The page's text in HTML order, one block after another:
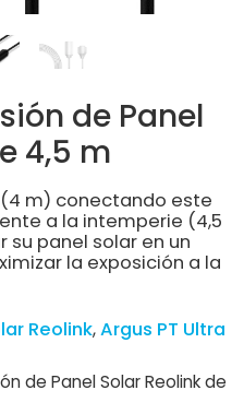
de Panel
4,5 m
m) conectando este
a la intemperie (4,5
su panel solar en un
la exposición a la
Reolink Argus PT Ultra
de Panel Solar Reolink de